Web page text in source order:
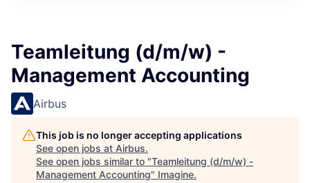
Teamleitung (d/m/w) -
Management Accounting
Airbus
This job is no longer accepting applications
See open jobs at Airbus.
See open jobs similar to "Teamleitung (d/m/w) -
Management Accounting" Imagine.